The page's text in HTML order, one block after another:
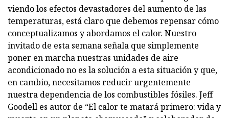
viendo los efectos devastadores del aumento de las
temperaturas, está claro que debemos repensar cómo
conceptualizamos y abordamos el calor. Nuestro
invitado de esta semana señala que simplemente
poner en marcha nuestras unidades de aire
acondicionado no es la solución a esta situación y que,
en cambio, necesitamos reducir urgentemente
nuestra dependencia de los combustibles fósiles. Jeff
Goodell es autor de “El calor te matará primero: vida y